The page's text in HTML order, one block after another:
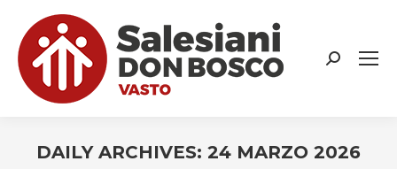
Search:
DAILY ARCHIVES: 24 MARZO 2026